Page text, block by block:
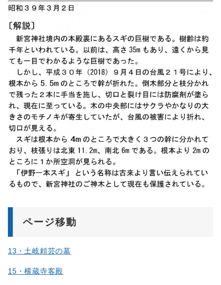
ページ移動
13・土岐頼芸の墓
15・横蔵寺客殿